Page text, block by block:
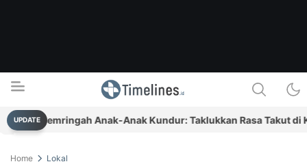
Timelines.id
Media Literasi, Sejarah & Budaya
UPDATE
Semringah Anak-Anak Kundur: Taklukkan Rasa Takut di
Home Lokal